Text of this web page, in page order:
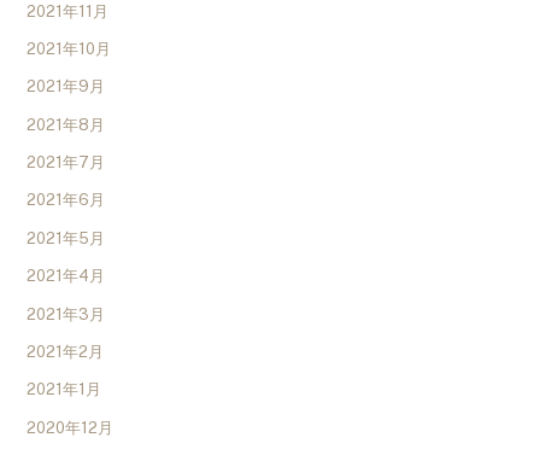
2021年11月
2021年10月
2021年9月
2021年8月
2021年7月
2021年6月
2021年5月
2021年4月
2021年3月
2021年2月
2021年1月
2020年12月